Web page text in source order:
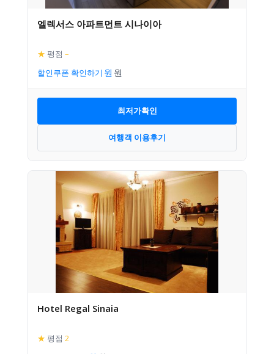
엘렉서스 아파트먼트 시나이아
★ 평점 –
할인쿠폰 확인하기
최저가확인
여행객 이용후기
Hotel Regal Sinaia
★ 평점 2